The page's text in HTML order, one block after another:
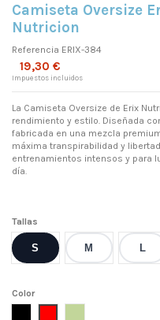
Camiseta Oversize
Nutricion
Referencia ERIX-384
19,30 €
Impuestos incluidos
La Camiseta Oversize de Erix
rendimiento y estilo. Diseñada
fabricada en una mezcla
máxima transpirabilidad y
entrenamientos intensos y para
día.
Tallas
S M L
Color